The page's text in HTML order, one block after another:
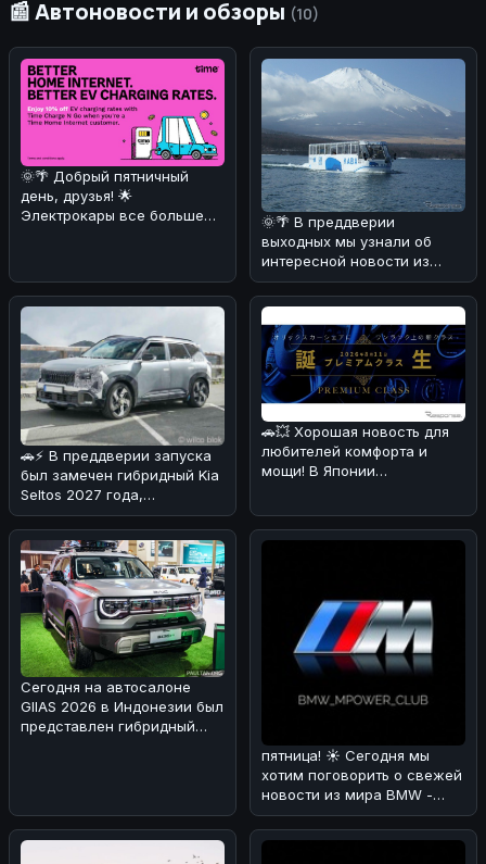
📰 Автоновости и обзоры (10)
🌞🌴 Добрый пятничный
день, друзья! 🌟
Электрокары все больше
🌞🌴 В преддверии
выходных мы узнали об
интересной новости из
Японии! 🚗💦 Компания Fuji
Quick Bus з
🚗⚡ В преддверии запуска
был замечен гибридный Kia
Seltos 2027 года,
проходящий испытания в
Альпах!
🚗💥 Хорошая новость для
любителей комфорта и
мощи! В Японии
Сегодня на автосалоне
GIIAS 2026 в Индонезии был
представлен гибридный
пятница! ☀️ Сегодня мы
хотим поговорить о свежей
новости из мира BMW -
люксовом SUV X7 Individual
в